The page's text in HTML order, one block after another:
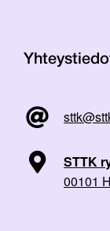
STTK
00101